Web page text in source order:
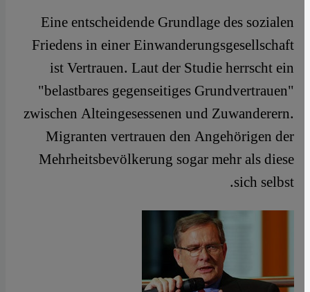
Eine entscheidende Grundlage des sozialen
Friedens in einer Einwanderungsgesellschaft
ist Vertrauen. Laut der Studie herrscht ein
"belastbares gegenseitiges Grundvertrauen"
zwischen Alteingesessenen und Zuwanderern.
Migranten vertrauen den Angehörigen der
Mehrheitsbevölkerung sogar mehr als diese
sich selbst.